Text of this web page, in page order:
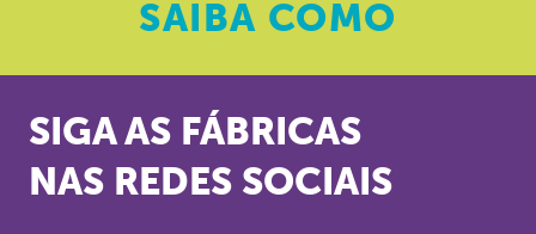
SAIBA COMO
SIGA AS FÁBRICAS
NAS REDES SOCIAIS